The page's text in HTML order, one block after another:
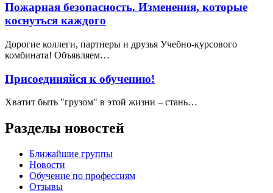
Пожарная безопасность. Изменения, которые
коснуться каждого
Дорогие коллеги, партнеры и друзья Учебно-курсового
комбината! Объявляем…
Присоединяйся к обучению!
Хватит быть "грузом" в этой жизни – стань…
Разделы новостей
Ближайшие группы
Новости
Обучение по профессиям
Отзывы